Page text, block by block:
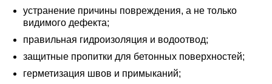
устранение причины повреждения, а не только
видимого дефекта;
правильная гидроизоляция и водоотвод;
защитные пропитки для бетонных поверхностей;
герметизация швов и примыканий;